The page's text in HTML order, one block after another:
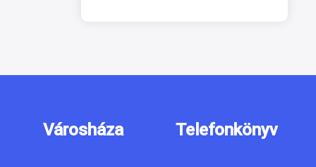
Városháza Telefonkönyv